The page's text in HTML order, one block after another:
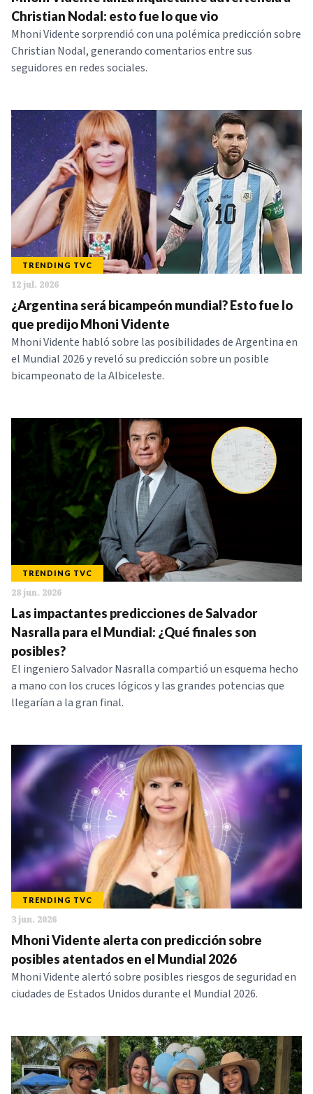
NOTICIAS
SERIES
Christian Nodal: esto fue lo que vio
Mhoni Vidente sorprendió con una polémica predicción sobre
Christian Nodal, generando comentarios entre sus
seguidores en redes sociales.
TRENDING TVC
12 jul. 2026
¿Argentina será bicampeón mundial? Esto fue lo
que predijo Mhoni Vidente
Mhoni Vidente habló sobre las posibilidades de Argentina en
el Mundial 2026 y reveló su predicción sobre un posible
bicampeonato de la Albiceleste.
TRENDING TVC
28 jun. 2026
Las impactantes predicciones de Salvador
Nasralla para el Mundial: ¿Qué finales son
posibles?
El ingeniero Salvador Nasralla compartió un esquema hecho
a mano con los cruces lógicos y las grandes potencias que
llegarían a la gran final.
TRENDING TVC
3 jun. 2026
Mhoni Vidente alerta con predicción sobre
posibles atentados en el Mundial 2026
Mhoni Vidente alertó sobre posibles riesgos de seguridad en
ciudades de Estados Unidos durante el Mundial 2026.